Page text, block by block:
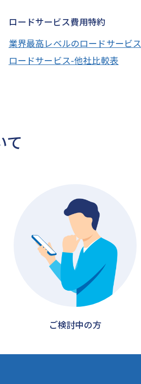
ロードサービス費用特約
業界最高レベルのロードサービス
ロードサービス-他社比較表
て
ご検討中の方